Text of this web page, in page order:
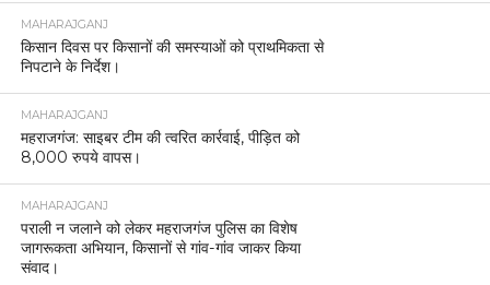
MAHARAJGANJ
किसान दिवस पर किसानों की समस्याओं को प्राथमिकता से
निपटाने के निर्देश।
MAHARAJGANJ
महराजगंज: साइबर टीम की त्वरित कार्रवाई, पीड़ित को
8,000 रुपये वापस।
MAHARAJGANJ
पराली न जलाने को लेकर महराजगंज पुलिस का विशेष
जागरूकता अभियान, किसानों से गांव-गांव जाकर किया
संवाद।